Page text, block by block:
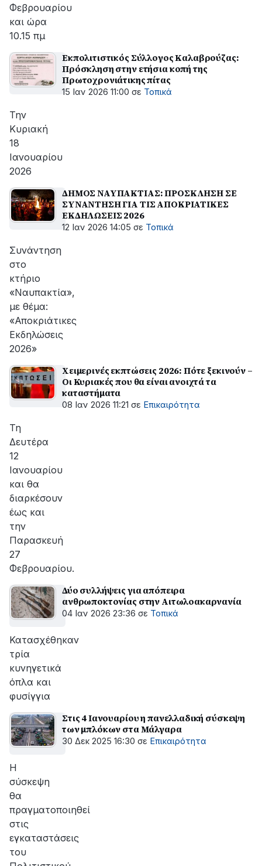
Φεβρουαρίου
και ώρα
10.15 πμ
Εκπολιτιστικός Σύλλογος Καλαβρούζας:
Πρόσκληση στην ετήσια κοπή της
Πρωτοχρονιάτικης πίτας
15 Ιαν 2026 11:00 σε Τοπικά
Την
Κυριακή
18
Ιανουαρίου
2026
ΔΗΜΟΣ ΝΑΥΠΑΚΤΙΑΣ: ΠΡΟΣΚΛΗΣΗ ΣΕ
ΣΥΝΑΝΤΗΣΗ ΓΙΑ ΤΙΣ ΑΠΟΚΡΙΑΤΙΚΕΣ
ΕΚΔΗΛΩΣΕΙΣ 2026
12 Ιαν 2026 14:05 σε Τοπικά
Συνάντηση
στο
κτήριο
«Ναυπακτία»,
με θέμα:
«Αποκριάτικες
Εκδηλώσεις
2026»
Χειμερινές εκπτώσεις 2026: Πότε ξεκινούν –
Οι Κυριακές που θα είναι ανοιχτά τα
καταστήματα
08 Ιαν 2026 11:21 σε Επικαιρότητα
Τη
Δευτέρα
12
Ιανουαρίου
και θα
διαρκέσουν
έως και
την
Παρασκευή
27
Φεβρουαρίου.
Δύο συλλήψεις για απόπειρα
ανθρωποκτονίας στην Αιτωλοακαρνανία
04 Ιαν 2026 23:36 σε Τοπικά
Κατασχέθηκαν
τρία
κυνηγετικά
όπλα και
φυσίγγια
Στις 4 Ιανουαρίου η πανελλαδική σύσκεψη
των μπλόκων στα Μάλγαρα
30 Δεκ 2025 16:30 σε Επικαιρότητα
Η
σύσκεψη
θα
πραγματοποιηθεί
στις
εγκαταστάσεις
του